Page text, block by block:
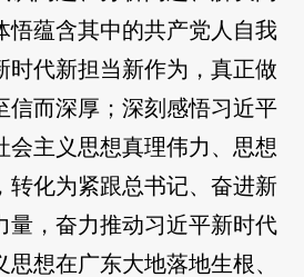
悟蕴含其中的共产党人自我
时代新担当新作为，真正做
信而深厚；深刻感悟习近平
会主义思想真理伟力、思想
转化为紧跟总书记、奋进新
量，奋力推动习近平新时代
想在广东大地落地生根、